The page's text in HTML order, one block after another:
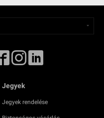
Jegyek
Jegyek rendelése